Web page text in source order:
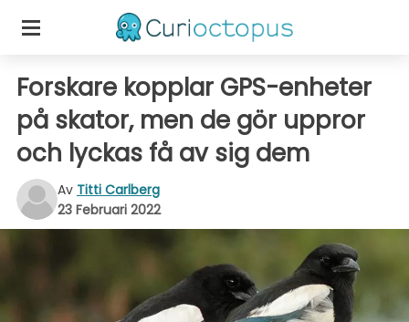
Forskare kopplar GPS-enheter
på skator, men de gör uppror
och lyckas få av sig dem
Av Titti Carlberg
23 Februari 2022